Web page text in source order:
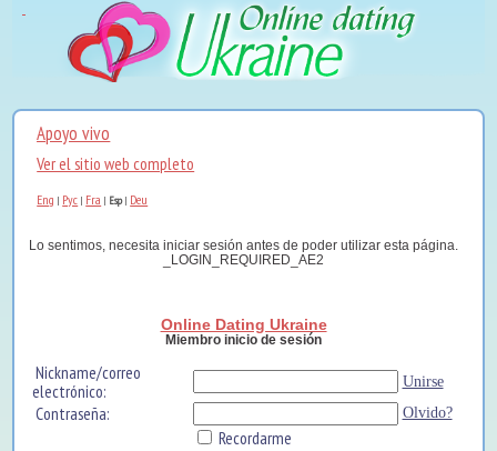
Apoyo vivo
Ver el sitio web completo
Eng | Рус | Fra | Esp| Deu
Lo sentimos, necesita iniciar sesión antes de poder utilizar esta página.
_LOGIN_REQUIRED_AE2
Online Dating Ukraine
Miembro inicio de sesión
Nickname/correo
electrónico:
Unirse
Contraseña: Olvido?
Recordarme